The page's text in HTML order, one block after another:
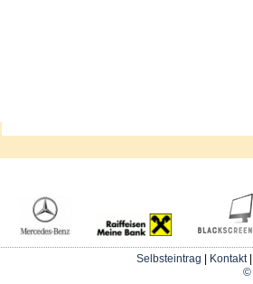
Selbsteintrag Kontakt
©